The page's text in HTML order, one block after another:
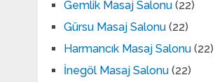
Gemlik Masaj Salonu(22)
Gürsu Masaj Salonu(22)
Harmancık Masaj Salonu(22)
İnegöl Masaj Salonu(22)